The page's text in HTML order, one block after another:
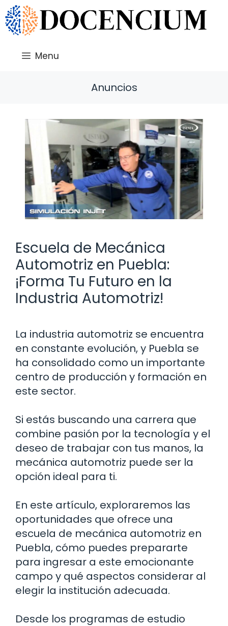
Saltar
al
contenido
Menu
Anuncios
Escuela de Mecánica
Automotriz en Puebla:
¡Forma Tu Futuro en la
Industria Automotriz!
La industria automotriz se encuentra
en constante evolución, y Puebla se
ha consolidado como un importante
centro de producción y formación en
este sector.
Si estás buscando una carrera que
combine pasión por la tecnología y el
deseo de trabajar con tus manos, la
mecánica automotriz puede ser la
opción ideal para ti.
En este artículo, exploraremos las
oportunidades que ofrece una
escuela de mecánica automotriz en
Puebla, cómo puedes prepararte
para ingresar a este emocionante
campo y qué aspectos considerar al
elegir la institución adecuada.
Desde los programas de estudio